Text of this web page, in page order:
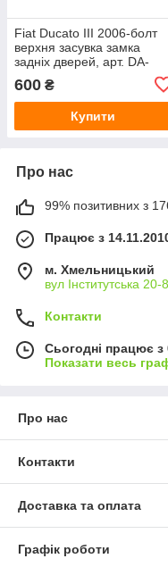
Fiat Ducato III 2006-болт
верхня засувка замка
задніх дверей, арт. DA-
600 ₴
Купити
Про нас
99% позитивних з 176
Працює з
м. Хмельницький
вул Інститутська
Контакти
Сьогодні працює з
Показати весь
Про нас
Контакти
Доставка та оплата
Графік роботи